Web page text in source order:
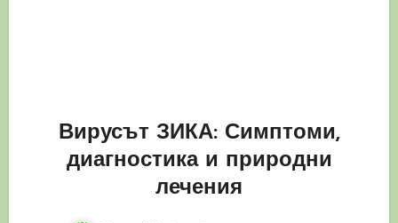
Вирусът ЗИКА: Симптоми,
диагностика и природни
лечения